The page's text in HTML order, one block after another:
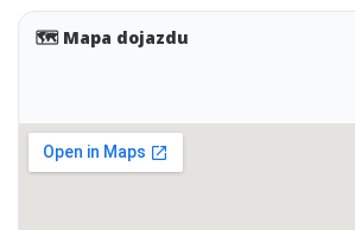
🗺️ Mapa dojazdu